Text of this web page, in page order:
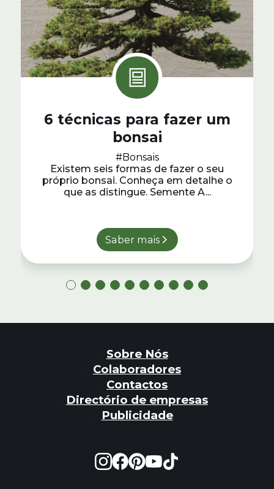
6 técnicas para fazer um
bonsai
#Bonsais
Existem seis formas de fazer o seu
próprio bonsai. Conheça em detalhe o
que as distingue. Semente A...
Saber mais
Sobre Nós
Colaboradores
Contactos
Directório de empresas
Publicidade